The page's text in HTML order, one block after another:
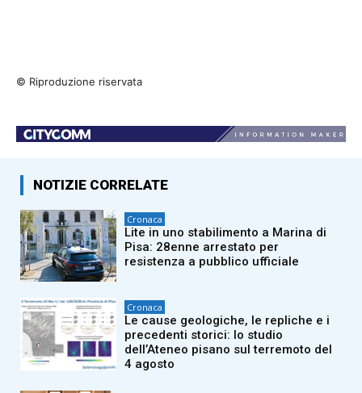
© Riproduzione riservata
NOTIZIE CORRELATE
Cronaca
Lite in uno stabilimento a Marina di
Pisa: 28enne arrestato per
resistenza a pubblico ufficiale
Cronaca
Le cause geologiche, le repliche e i
precedenti storici: lo studio
dell’Ateneo pisano sul terremoto del
4 agosto